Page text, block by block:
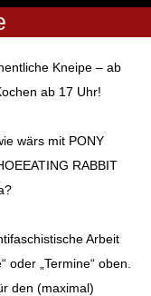
Kneipe – ab
ab 17 Uhr!
wärs mit PONY
RABBIT
Arbeit
oder „Termine“ oben.
den (maximal)